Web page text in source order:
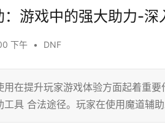
：游戏中的强大助力-
下午 • DNF
用在提升玩家游戏体验方面起着重
具 合法途径。玩家在使用魔道辅助